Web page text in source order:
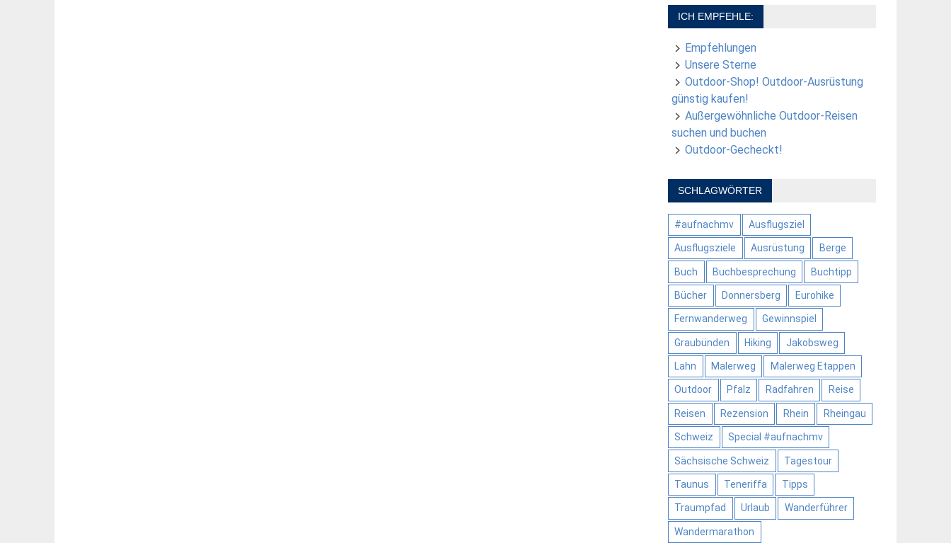
ICH EMPFEHLE:
Empfehlungen
Unsere Sterne
Outdoor-Shop! Outdoor-Ausrüstung
günstig kaufen!
Außergewöhnliche Outdoor-Reisen
suchen und buchen
Outdoor-Gecheckt!
SCHLAGWÖRTER
#aufnachmv Ausflugsziel
Ausflugsziele Ausrüstung Berge
Buch Buchbesprechung Buchtipp
Bücher Donnersberg Eurohike
Fernwanderweg Gewinnspiel
Graubünden Hiking Jakobsweg
Lahn Malerweg Malerweg Etappen
Outdoor Pfalz Radfahren Reise
Reisen Rezension Rhein Rheingau
Schweiz Special #aufnachmv
Sächsische Schweiz Tagestour
Taunus Teneriffa Tipps
Traumpfad Urlaub Wanderführer
Wandermarathon